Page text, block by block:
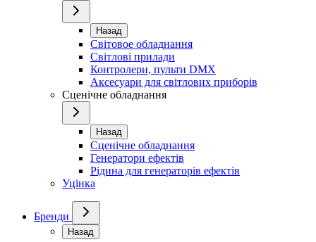
Назад
Світовое обладнання
Світлові прилади
Контролери, пульти DMX
Аксесуари для світлових приборів
Сценічне обладнання
Назад
Сценічне обладнання
Генератори ефектів
Рідина для генераторів ефектів
Уцінка
Бренди
Назад